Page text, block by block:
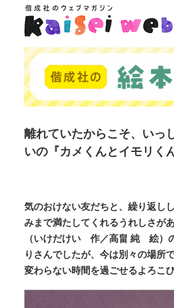
離れていたからこそ、い
いの『カメくんとイモリく
気のおけない友だちと、繰り返し
みまで満たしてくれるうれしさが
（いけだけい 作／高畠 純 絵）
りさんでしたが、今は別々の場所
変わらない時間を過ごせるよろこ